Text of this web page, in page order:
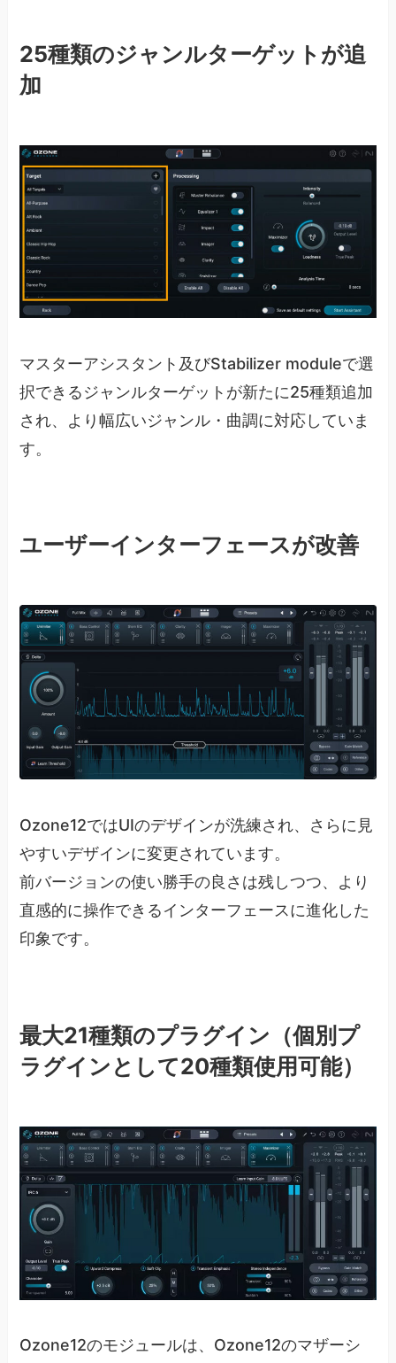
25種類のジャンルターゲットが追
加
マスターアシスタント及びStabilizer moduleで選
択できるジャンルターゲットが新たに25種類追加
され、より幅広いジャンル・曲調に対応していま
す。
ユーザーインターフェースが改善
Ozone12ではUIのデザインが洗練され、さらに見
やすいデザインに変更されています。
前バージョンの使い勝手の良さは残しつつ、より
直感的に操作できるインターフェースに進化した
印象です。
最大21種類のプラグイン（個別プ
ラグインとして20種類使用可能）
Ozone12のモジュールは、Ozone12のマザーシ